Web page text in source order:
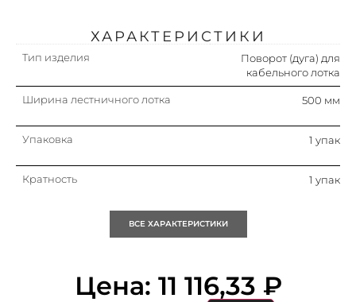
ХАРАКТЕРИСТИКИ
Тип изделия
Поворот (дуга) для
кабельного лотка
Ширина лестничного лотка 500 мм
Упаковка 1 упак
Кратность 1 упак
Исполнение изгиба Сегментарный изгиб
(огнестойкость)
ВСЕ ХАРАКТЕРИСТИКИ
Цена: 11 116,33 ₽